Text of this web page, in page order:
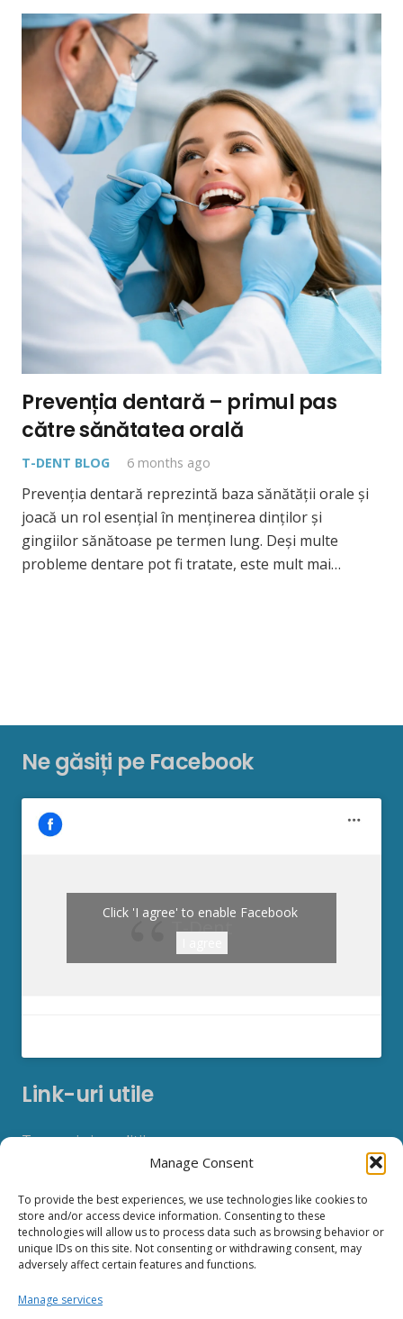
Manage Consent
To provide the best experiences, we use technologies like cookies to
store and/or access device information. Consenting to these
technologies will allow us to process data such as browsing behavior or
unique IDs on this site. Not consenting or withdrawing consent, may
adversely affect certain features and functions.
Manage services
Prevenția dentară – primul pas
către sănătatea orală
T-DENT BLOG 6 months ago
Prevenția dentară reprezintă baza sănătății orale și
joacă un rol esențial în menținerea dinților și
gingiilor sănătoase pe termen lung. Deși multe
probleme dentare pot fi tratate, este mult mai…
Ne găsiți pe Facebook
T-Dent
Click 'I agree' to enable Facebook
Link-uri utile
Termeni si conditii
Politica Cookies